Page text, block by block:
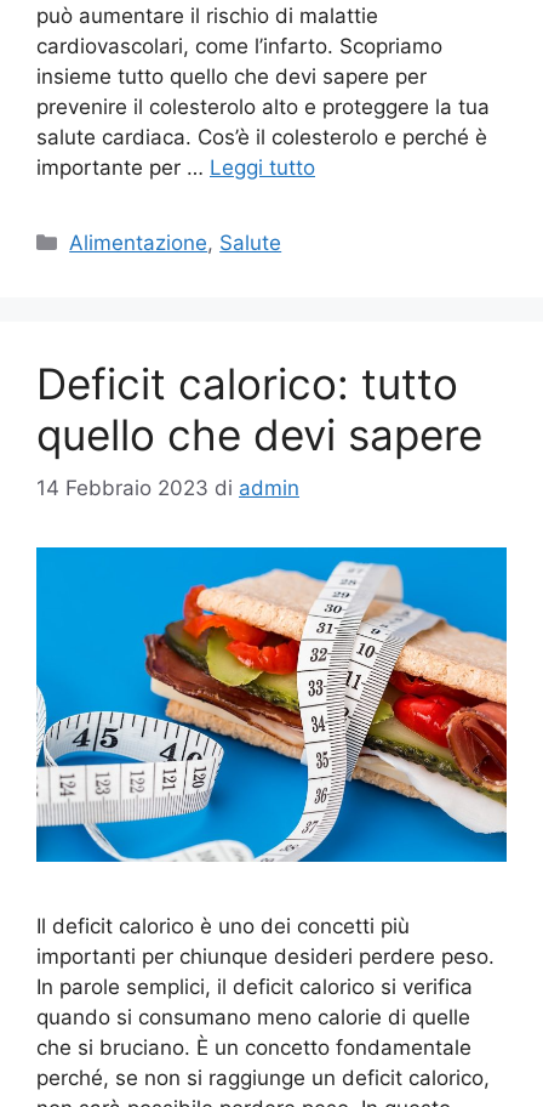
può aumentare il rischio di malattie
cardiovascolari, come l’infarto. Scopriamo
insieme tutto quello che devi sapere per
prevenire il colesterolo alto e proteggere la tua
salute cardiaca. Cos’è il colesterolo e perché è
importante per … Leggi tutto
Categorie
Alimentazione, Salute
Deficit calorico: tutto
quello che devi sapere
14 Febbraio 2023 di admin
Il deficit calorico è uno dei concetti più
importanti per chiunque desideri perdere peso.
In parole semplici, il deficit calorico si verifica
quando si consumano meno calorie di quelle
che si bruciano. È un concetto fondamentale
perché, se non si raggiunge un deficit calorico,